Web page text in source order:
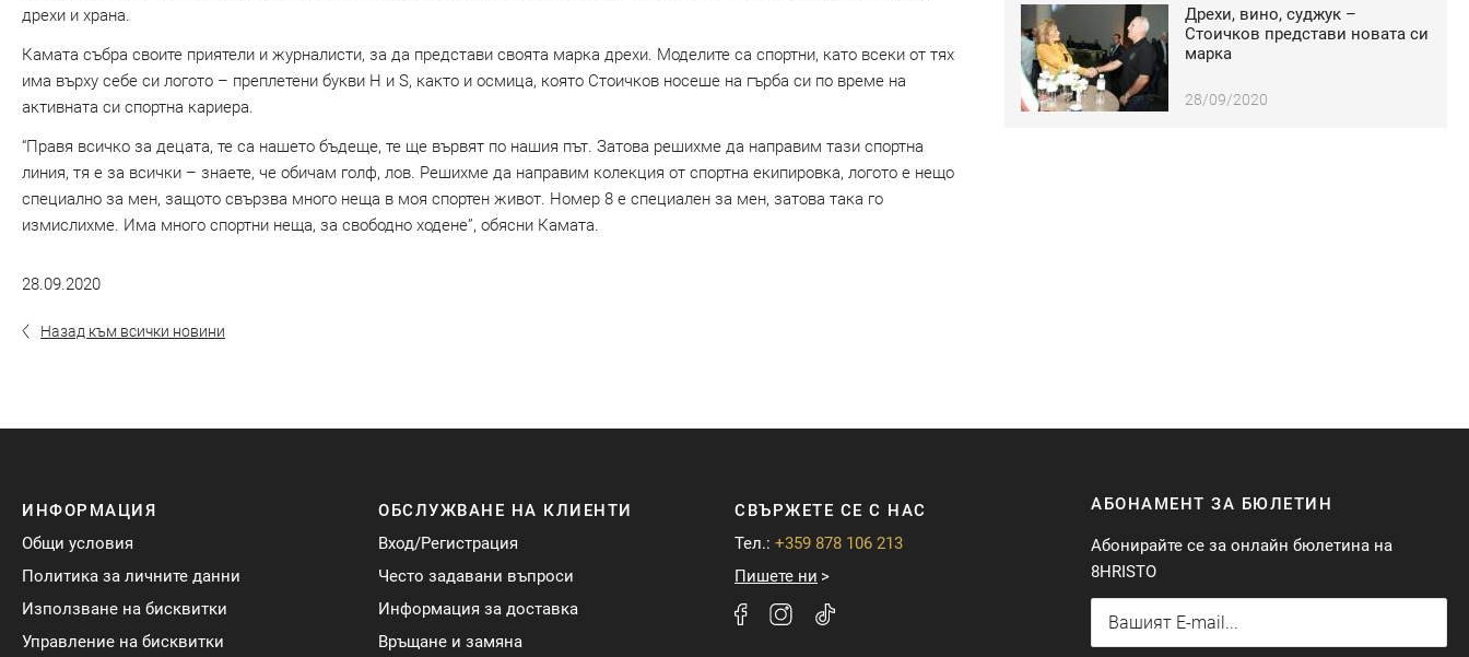
дрехи и храна.
Камата събра своите приятели и журналисти, за да представи своята марка дрехи. Моделите са спортни, като всеки от тях
има върху себе си логото – преплетени букви H и S, както и осмица, която Стоичков носеше на гърба си по време на
активната си спортна кариера.
“Правя всичко за децата, те са нашето бъдеще, те ще вървят по нашия път. Затова решихме да направим тази спортна
линия, тя е за всички – знаете, че обичам голф, лов. Решихме да направим колекция от спортна екипировка, логото е нещо
специално за мен, защото свързва много неща в моя спортен живот. Номер 8 е специален за мен, затова така го
измислихме. Има много спортни неща, за свободно ходене”, обясни Камата.
28.09.2020
Назад към всички новини
Дрехи, вино, суджук –
Стоичков представи новата си
марка
28/09/2020
ИНФОРМАЦИЯ
Общи условия
Политика за личните данни
Използване на бисквитки
Управление на бисквитки
ОБСЛУЖВАНЕ НА КЛИЕНТИ
Вход/Регистрация
Често задавани въпроси
Информация за доставка
Връщане и замяна
СВЪРЖЕТЕ СЕ С НАС
Тел.: +359 878 106 213
Пишете ни
АБОНАМЕНТ ЗА БЮЛЕТИН
Абонирайте се за онлайн бюлетина на
8HRISTO